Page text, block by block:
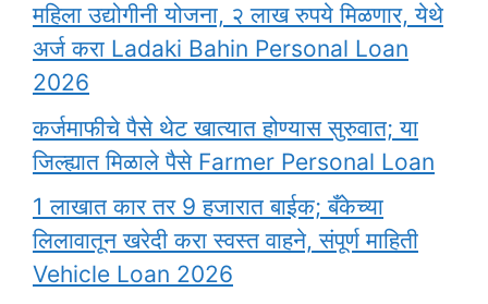
महिला उद्योगीनी योजना, २ लाख रुपये मिळणार, येथे
अर्ज करा Ladaki Bahin Personal Loan
2026
कर्जमाफीचे पैसे थेट खात्यात होण्यास सुरुवात; या
जिल्ह्यात मिळाले पैसे Farmer Personal Loan
1 लाखात कार तर 9 हजारात बाईक; बँकेच्या
लिलावातून खरेदी करा स्वस्त वाहने, संपूर्ण माहिती
Vehicle Loan 2026